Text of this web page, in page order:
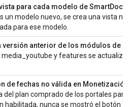
para cada modelo de SmartDocs
un modelo nuevo, se crea una vista
para ese modelo.
versión anterior de los módulos de
media_youtube y features se
de fechas no válida en Monetización
del plan comprado de los portales
habilitada, nunca se mostró el botón